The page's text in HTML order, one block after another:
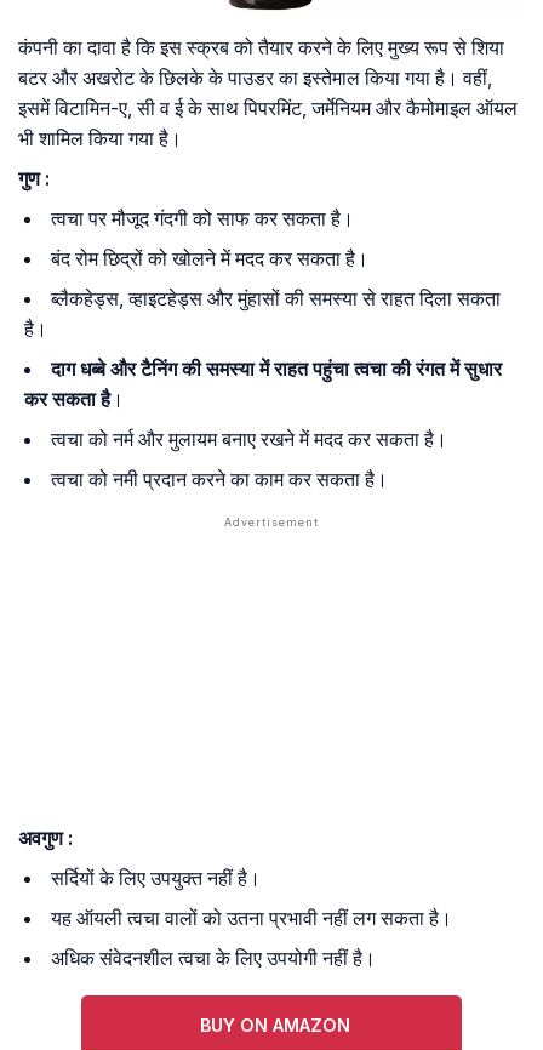
कंपनी का दावा है कि इस स्क्रब को तैयार करने के लिए मुख्य रूप से शिया
बटर और अखरोट के छिलके के पाउडर का इस्तेमाल किया गया है। वहीं,
इसमें विटामिन-ए, सी व ई के साथ पिपरमिंट, जर्मेनियम और कैमोमाइल ऑयल
भी शामिल किया गया है।
गुण :
त्वचा पर मौजूद गंदगी को साफ कर सकता है।
बंद रोम छिद्रों को खोलने में मदद कर सकता है।
ब्लैकहेड्स, व्हाइटहेड्स और मुंहासों की समस्या से राहत दिला सकता
है।
दाग धब्बे और टैनिंग की समस्या में राहत पहुंचा त्वचा की रंगत में सुधार
कर सकता है।
त्वचा को नर्म और मुलायम बनाए रखने में मदद कर सकता है।
त्वचा को नमी प्रदान करने का काम कर सकता है।
अवगुण :
सर्दियों के लिए उपयुक्त नहीं है।
यह ऑयली त्वचा वालों को उतना प्रभावी नहीं लग सकता है।
अधिक संवेदनशील त्वचा के लिए उपयोगी नहीं है।
BUY ON AMAZON